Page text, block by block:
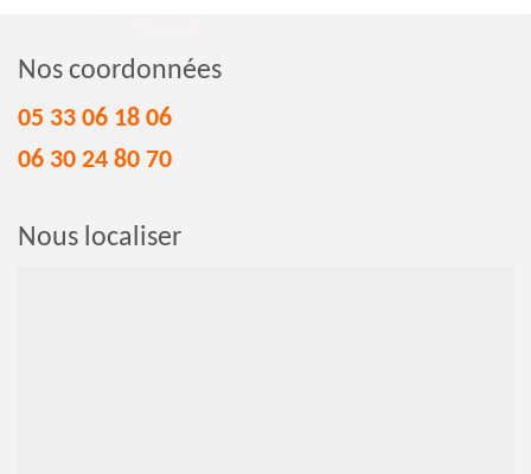
Nos coordonnées
05 33 06 18 06
06 30 24 80 70
Nous localiser